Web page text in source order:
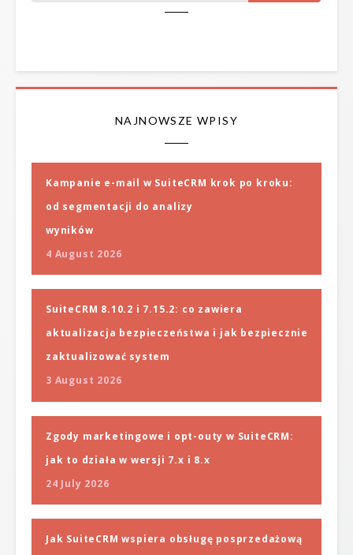
NAJNOWSZE WPISY
Kampanie e-mail w SuiteCRM krok po kroku:
od segmentacji do analizy
wyników
4 August 2026
SuiteCRM 8.10.2 i 7.15.2: co zawiera
aktualizacja bezpieczeństwa i jak bezpiecznie
zaktualizować system
3 August 2026
Zgody marketingowe i opt-outy w SuiteCRM:
jak to działa w wersji 7.x i 8.x
24 July 2026
Jak SuiteCRM wspiera obsługę posprzedażową